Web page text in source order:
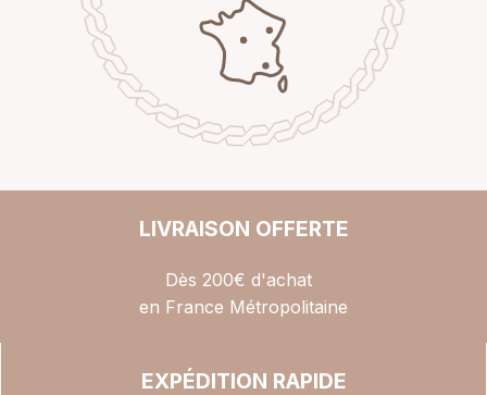
LIVRAISON OFFERTE
Dès 200€ d'achat
en France Métropolitaine
EXPÉDITION RAPIDE